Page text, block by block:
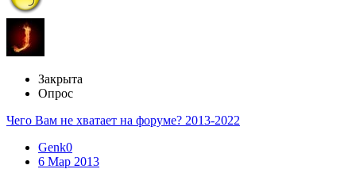
Закрыта
Опрос
Чего Вам не хватает на форуме? 2013-2022
Genk0
6 Мар 2013